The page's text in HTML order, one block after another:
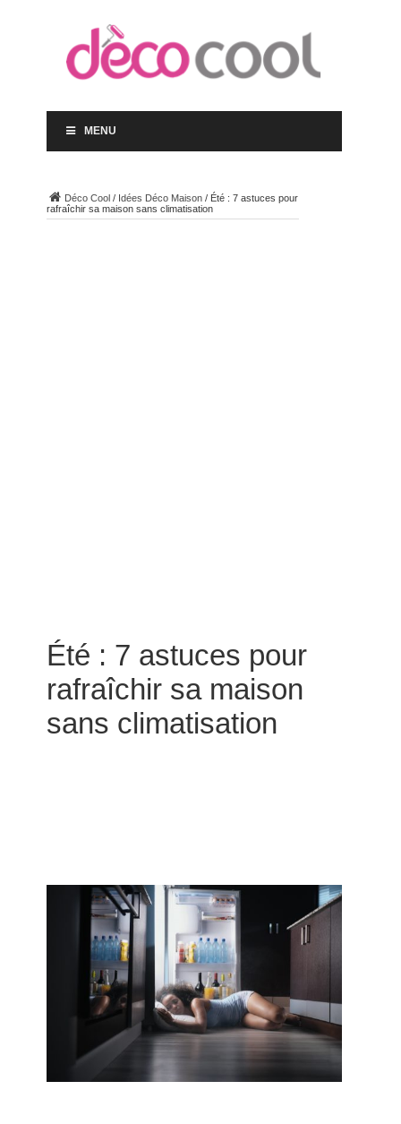
MENU
Déco Cool/ Idées Déco Maison/ Été : 7 astuces pour
rafraîchir sa maison sans climatisation
Été : 7 astuces pour
rafraîchir sa maison
sans climatisation